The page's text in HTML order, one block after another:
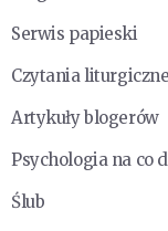
Serwis papieski
Czytania liturgiczne
Artykuły blogerów
Psychologia na co
Ślub